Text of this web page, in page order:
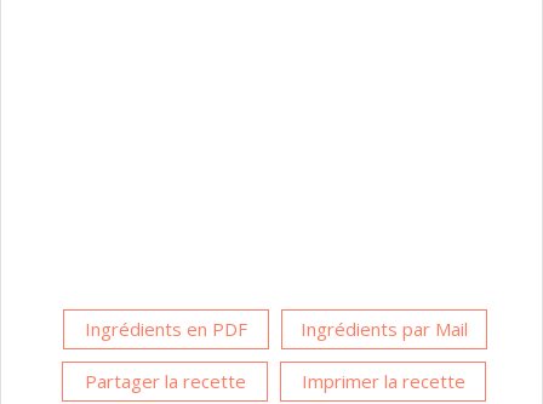
Ingrédients en PDF Ingrédients par Mail
Partager la recette Imprimer la recette